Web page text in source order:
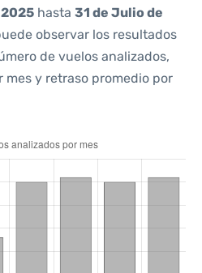
hasta 31 de Julio de
observar los resultados
de vuelos analizados,
y retraso promedio por